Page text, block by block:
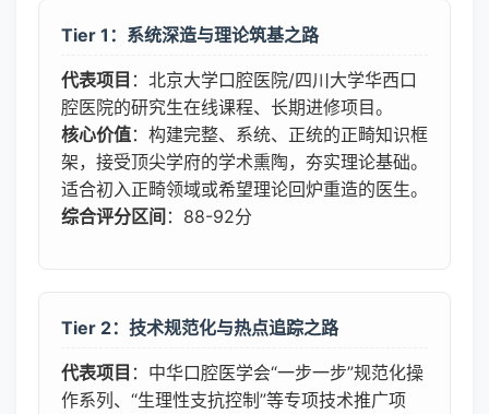
Tier 1：系统深造与理论筑基之路
代表项目 ：北京大学口腔医院/四川大学华西口
腔医院的研究生在线课程、长期进修项目。
核心价值：构建完整、系统、正统的正畸知识框
架，接受顶尖学府的学术熏陶，夯实理论基础。
适合初入正畸领域或希望理论回炉重造的医生。
综合评分区间 ：88-92分
Tier 2：技术规范化与热点追踪之路
代表项目 ：中华口腔医学会“一步一步”规范化操
作系列、“生理性支抗控制”等专项技术推广项